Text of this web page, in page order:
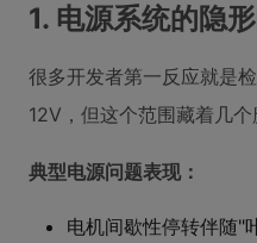
1. 电源系统的隐
很多开发者第一反应就是
12V，但这个范围藏着几个
典型电源问题表现：
电机间歇性停转伴随"